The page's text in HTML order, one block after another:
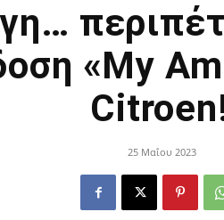
«My
25 Μαΐου 2023